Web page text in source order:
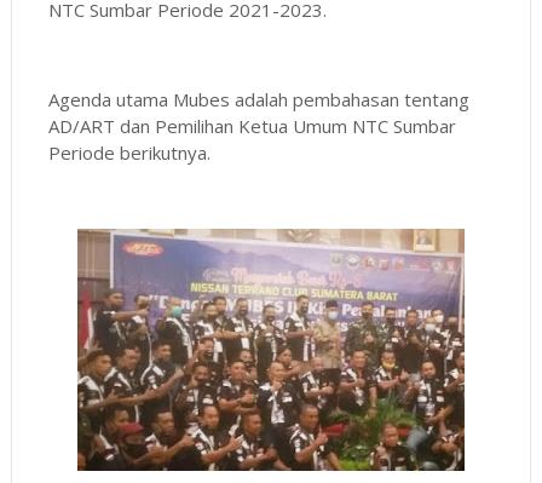
NTC Sumbar Periode 2021-2023.
Agenda utama Mubes adalah pembahasan tentang
AD/ART dan Pemilihan Ketua Umum NTC Sumbar
Periode berikutnya.